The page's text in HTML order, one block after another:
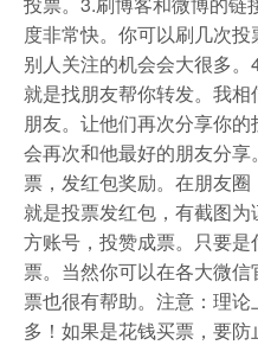
度非常快。你可以刷几次投
别人关注的机会会大很多
就是找朋友帮你转发。我
朋友。让他们再次分享你
会再次和他最好的朋友分
票，发红包奖励。在朋友
就是投票发红包，有截图
方账号，投赞成票。只要
票。当然你可以在各大微
票也很有帮助。注意：理
多！如果是花钱买票，要防